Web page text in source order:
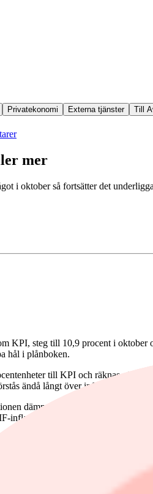
Privatekonomi Externa tjänster
Till
mer
i oktober så fortsätter det
KPI, steg till 10,9 procent i
hål i plånboken.
till KPI och räknas
ändå långt över inflationsmålet
dämpades var att elpriserna
inflationen att stiga under
exklusive energipriser fortsätter
prognoser.
grönsaker, bidar till